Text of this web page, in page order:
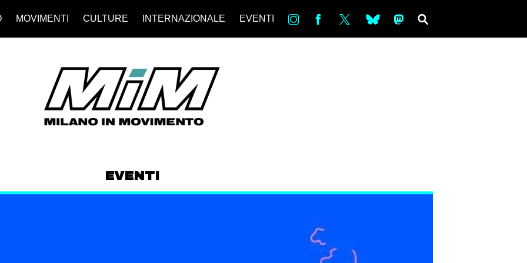
MOVIMENTI CULTURE INTERNAZIONALE EVENTI in bsky ms
EVENTI